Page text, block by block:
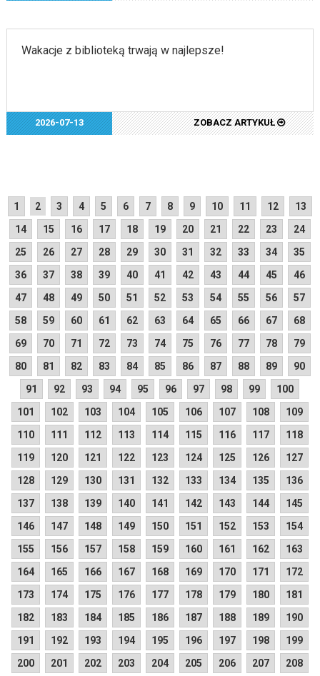
Wakacje z biblioteką trwają w najlepsze!
2026-07-13 ZOBACZ ARTYKUŁ
1 2 3 4 5 6 7 8 9 10 11 12
13
14
15 16 17 18 19 20 21 22 23
24
25
26 27 28 29 30 31 32 33 34
35
36
37 38 39 40 41 42 43 44 45
46
47
48 49 50 51 52 53 54 55 56
57
58
59 60 61 62 63 64 65 66 67
68
69
70 71 72 73 74 75 76 77 78
79
80
81 82 83 84 85 86 87 88 89
90
91
92 93 94 95 96 97 98 99
100
101
102 103 104 105 106 107 108
109
110
111 112 113 114 115 116 117
118
119
120 121 122 123 124 125 126
127
128
129 130 131 132 133 134 135
136
137
138 139 140 141 142 143 144
145
146
147 148 149 150 151 152 153
154
155
156 157 158 159 160 161 162
163
164
165 166 167 168 169 170 171
172
173
174 175 176 177 178 179 180
181
182
183 184 185 186 187 188 189
190
191
192 193 194 195 196 197 198
199
200
201 202 203 204 205 206 207 208